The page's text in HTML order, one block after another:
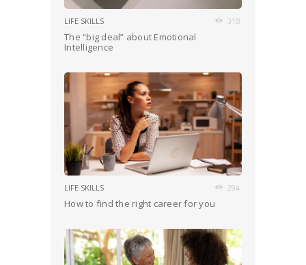
LIFE SKILLS 318
The “big deal” about Emotional
Intelligence
LIFE SKILLS 294
How to find the right career for you